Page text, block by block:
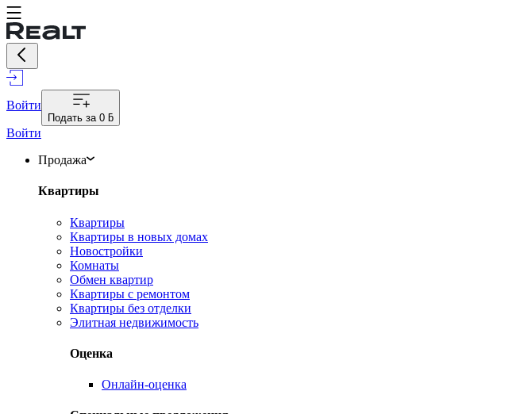
Войти
Подать за 0 ƃ
Войти
Продажа
Квартиры
Квартиры
Квартиры в новых домах
Новостройки
Комнаты
Обмен квартир
Квартиры с ремонтом
Квартиры без отделки
Элитная недвижимость
Оценка
Онлайн-оценка